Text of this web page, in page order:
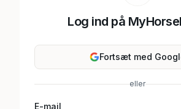
Log ind på
Fortsæt med
eller
E-mail